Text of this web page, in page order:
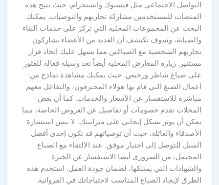
التواصل الاجتماعي مثل فيسبوك وانستجرام، حيث تتيح هذه
المنصات للمستخدمين مشاركة تجاربهم والتوصيات. يمكنك
البحث عن المجموعات المحلية التي تركز على خدمات البناء
والصيانة، وسوف تكتشف أن العديد من الأعضاء يشاركون
تجاربهم الشخصية مع الصباغين مما يسهل عليك اتخاذ قرار
مستنير. زيارة المعارض المحلية أيضاً تعد وسيلة فعالة للعثور
على صباغ شاطر ورخيص. حيث يمكنك مشاهدة نماذج من
أعمال الصبغ التي قام بها هؤلاء المحترفون، والتفاعل معهم
مباشرة للاستفسار عن الأسعار والخدمات. كما أن بعض
المحلات تقدم خصومات أو تفاصيل عن العروض الخاصة، مما
يمكن أن يؤثر بشكل إيجابي على ميزانيتك. لا تنس استشارة
الأصدقاء والعائلة، حيث أن توصياتهم قد تكون إحدى أفضل
السبل للتوصل إلى اختيار موفق. عند الالتقاء مع الصباغ
المحتمل، من الضروري أيضا الاستفسار عن الخبرة
والشهادات التي يمتلكها، لضمان جودة العمل. استخدم هذه
الطرق لإيجاد الصباغ المناسب لاحتياجاتك في الفروانية.